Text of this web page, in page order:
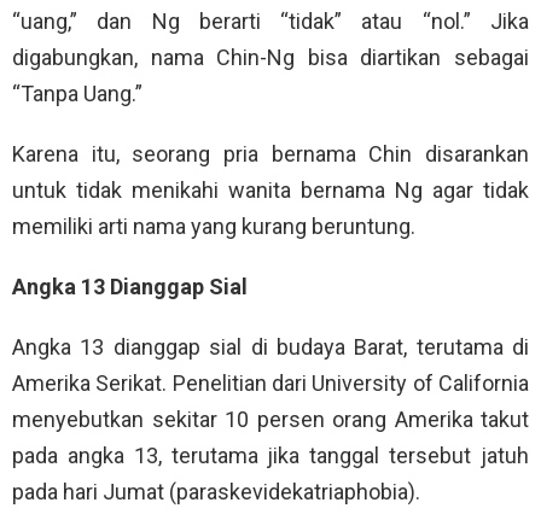
“uang,” dan Ng berarti “tidak” atau “nol.” Jika
digabungkan, nama Chin-Ng bisa diartikan sebagai
“Tanpa Uang.”
Karena itu, seorang pria bernama Chin disarankan
untuk tidak menikahi wanita bernama Ng agar tidak
memiliki arti nama yang kurang beruntung.
Angka 13 Dianggap Sial
Angka 13 dianggap sial di budaya Barat, terutama di
Amerika Serikat. Penelitian dari University of California
menyebutkan sekitar 10 persen orang Amerika takut
pada angka 13, terutama jika tanggal tersebut jatuh
pada hari Jumat (paraskevidekatriaphobia).